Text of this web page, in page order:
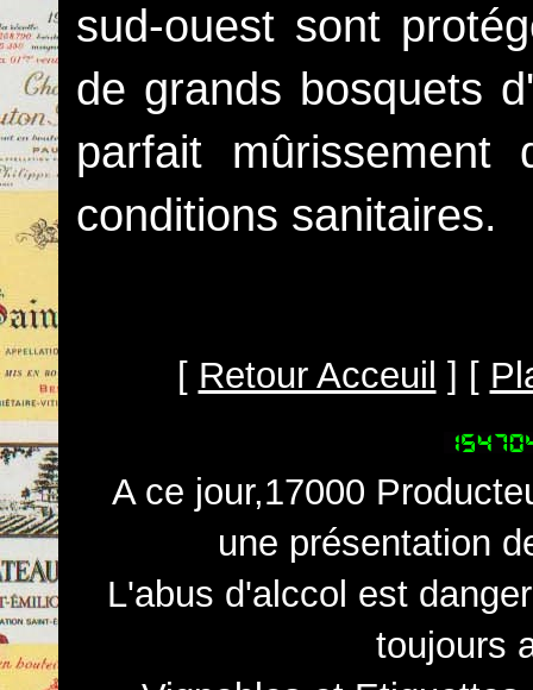
sud-ouest sont
de grands bosquets
parfait
conditions sanitaires.
[ Retour Acceuil ] [
A ce jour,17000
une présentation
L'abus d'alccol est
toujours